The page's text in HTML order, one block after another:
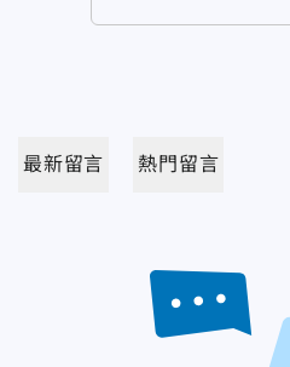
最新留言 熱門留言